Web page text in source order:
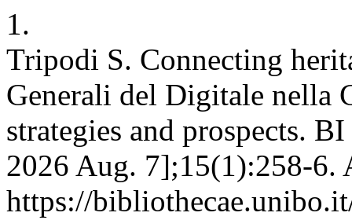
1.
Tripodi S. Connecting
Generali del Digitale nella
strategies and prospects.
2026 Aug. 7];15(1):258-6.
https://